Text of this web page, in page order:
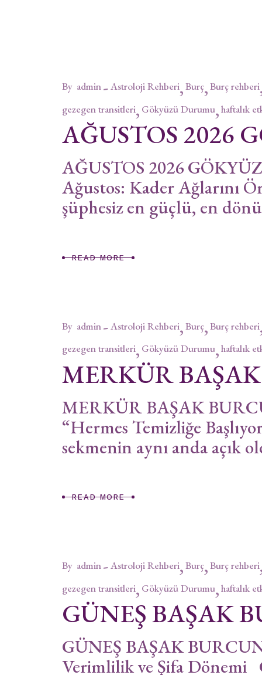
By admin Astroloji Rehberi Burç Burç rehberi
gezegen transitleri Gökyüzü Durumu haftalık
AĞUSTOS 2026
AĞUSTOS 2026
Ağustos: Kader Ağlarını
şüphesiz en güçlü, en
READ MORE
By admin Astroloji Rehberi Burç Burç rehberi
gezegen transitleri Gökyüzü Durumu haftalık
MERKÜR
MERKÜR BAŞAK
“Hermes Temizliğe
sekmenin aynı anda açık
READ MORE
By admin Astroloji Rehberi Burç Burç rehberi
gezegen transitleri Gökyüzü Durumu haftalık
GÜNEŞ BAŞAK
GÜNEŞ BAŞAK
Verimlilik ve Şifa Dönemi